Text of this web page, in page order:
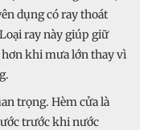
dụng có ray thoát
ray này giúp giữ
khi mưa lớn thay vì
trọng. Hèm cửa là
trước khi nước